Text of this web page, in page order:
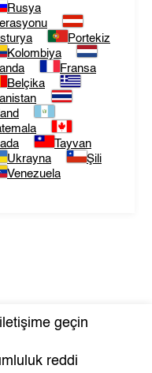
Rusya
Portekiz
Kolombiya
Fransa
Belçika
Tayvan
Ukrayna
Şili
Venezuela
geçin
reddi